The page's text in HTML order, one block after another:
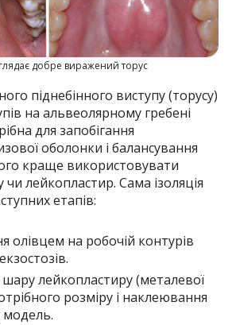
добре виражений торус
піднебінного виступу (торусу)
на альвеолярному гребені
для запобігання
оболонки і балансування
краще використовувати
лейкопластир. Сама ізоляція
етапів:
олівцем на робочій контурів
шару лейкопластиру (металевої
розміру і наклеювання
модель.